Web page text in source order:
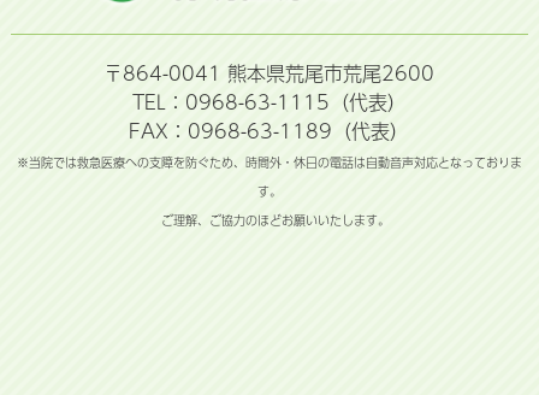
〒864-0041 熊本県荒尾市荒尾2600
TEL：0968-63-1115（代表）
FAX：0968-63-1189（代表）
※当院では救急医療への支障を防ぐため、時間外・休日の電話は自動音声対応となっておりま
す。
ご理解、ご協力のほどお願いいたします。